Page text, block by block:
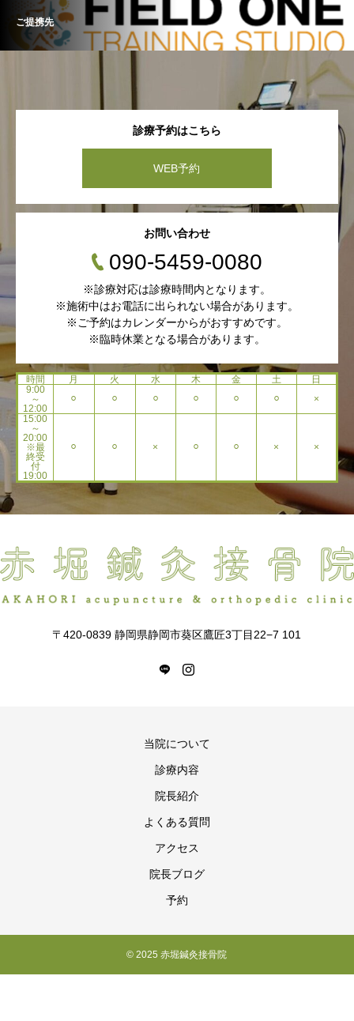
ご提携先
診療予約はこちら
WEB予約
お問い合わせ
090-5459-0080
※診療対応は診療時間内となります。
※施術中はお電話に出られない場合があります。
※ご予約はカレンダーからがおすすめです。
※臨時休業となる場合があります。
時間 月 火 水 木 金 土
日
9:00
～
12:00
⚪︎ ⚪︎ ⚪︎ ⚪︎ ⚪︎ ⚪︎
×
15:00
～
20:00
※最
終受
付
19:00
⚪︎ ⚪︎ × ⚪︎ ⚪︎ × ×
〒420-0839 静岡県静岡市葵区鷹匠3丁目22−7 101
当院について
診療内容
院長紹介
よくある質問
アクセス
院長ブログ
予約
© 2025 赤堀鍼灸接骨院